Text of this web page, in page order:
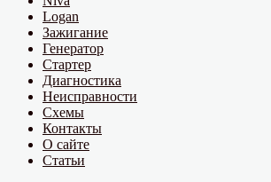
Logan
Зажигание
Генератор
Стартер
Диагностика
Неисправности
Схемы
Контакты
О сайте
Статьи